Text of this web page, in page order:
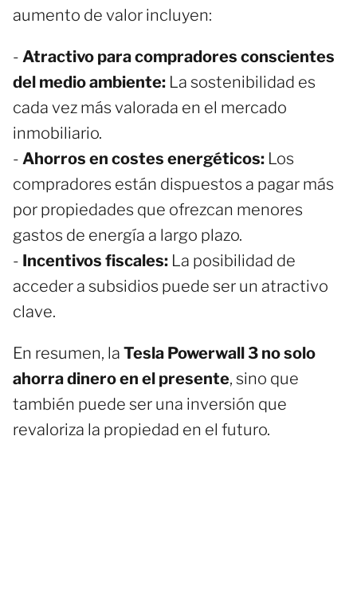
aumento de valor incluyen:
- Atractivo para compradores conscientes
del medio ambiente: La sostenibilidad es
cada vez más valorada en el mercado
inmobiliario.
- Ahorros en costes energéticos: Los
compradores están dispuestos a pagar más
por propiedades que ofrezcan menores
gastos de energía a largo plazo.
- Incentivos fiscales: La posibilidad de
acceder a subsidios puede ser un atractivo
clave.
En resumen, la Tesla Powerwall 3 no solo
ahorra dinero en el presente, sino que
también puede ser una inversión que
revaloriza la propiedad en el futuro.